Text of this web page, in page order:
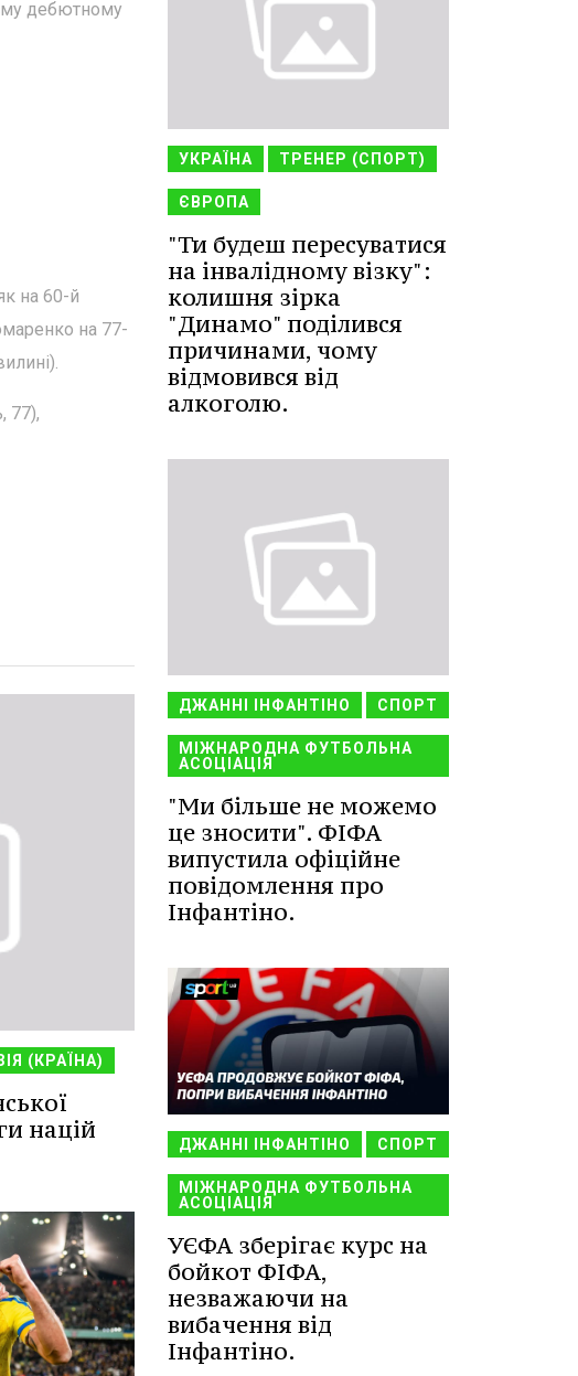
дебютному
на 60-й
на 77-
77),
(КРАЇНА)
націй
УКРАЇНА ТРЕНЕР (СПОРТ)
ЄВРОПА
"Ти будеш пересуватися
на інвалідному візку":
колишня зірка
"Динамо" поділився
причинами, чому
відмовився від
алкоголю.
ДЖАННІ ІНФАНТІНО СПОРТ
МІЖНАРОДНА ФУТБОЛЬНА
АСОЦІАЦІЯ
"Ми більше не можемо
це зносити". ФІФА
випустила офіційне
повідомлення про
Інфантіно.
ДЖАННІ ІНФАНТІНО СПОРТ
МІЖНАРОДНА ФУТБОЛЬНА
АСОЦІАЦІЯ
УЄФА зберігає курс на
бойкот ФІФА,
незважаючи на
вибачення від
Інфантіно.